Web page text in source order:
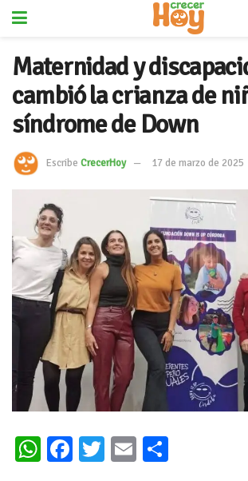
Maternidad y
cambió la crianza de
síndrome de Down
Escribe CrecerHoy 17 de marzo de 2025
W Fa T
E